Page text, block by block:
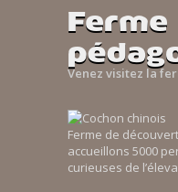
Ferme
Venez visitez la
Ferme de
accueillons 5000
curieuses de